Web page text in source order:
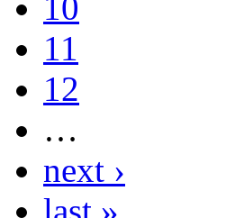
11
12
…
next ›
last »